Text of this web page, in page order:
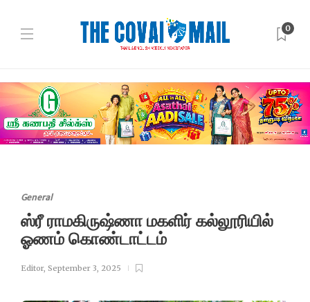
0
General
ஸ்ரீ ராமகிருஷ்ணா மகளிர் கல்லூரியில்
ஓணம் கொண்டாட்டம்
Editor, September 3, 2025